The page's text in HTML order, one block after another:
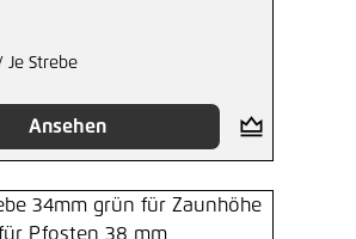
Je Strebe
Ansehen